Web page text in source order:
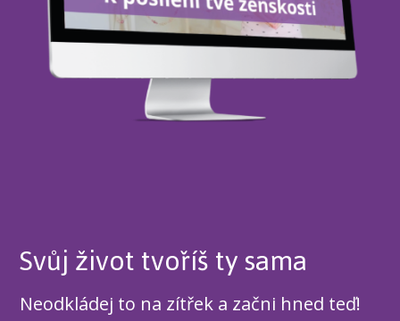
Svůj život tvoříš ty sama
Neodkládej to na zítřek a začni hned teď!